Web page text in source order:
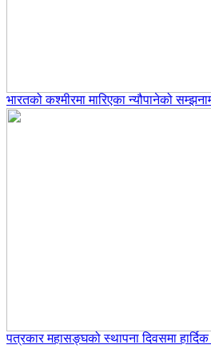
भारतको कश्मीरमा मारिएका न्यौपानेको
पत्रकार महासङ्घको स्थापना दिवसमा